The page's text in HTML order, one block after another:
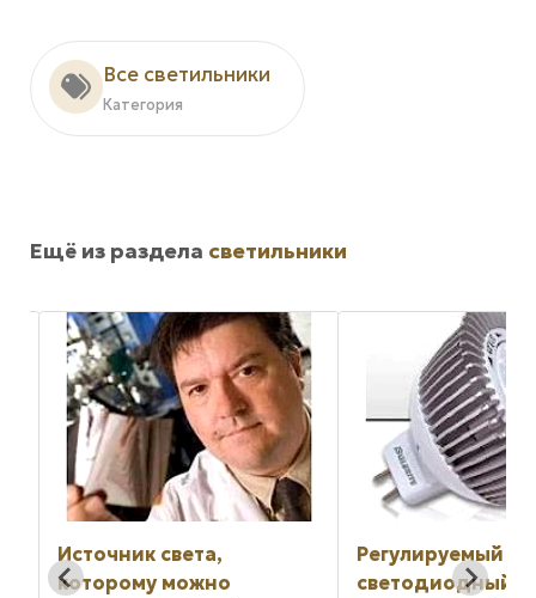
Все светильники
Категория
Ещё из раздела светильники
Источник света,
которому можно
Регулируемый
светодиодный